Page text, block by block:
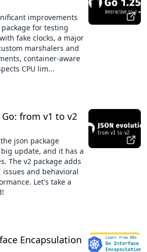
improvements
for testing
fake clocks, a major
marshalers and
container-aware
CPU lim...
from v1 to v2
json package
update, and it has a
The v2 package adds
issues and behavioral
Let's take a
Encapsulation